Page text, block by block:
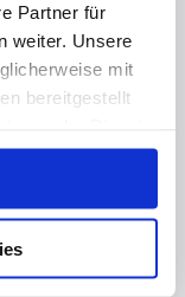
Partner für
weiter. Unsere
mit
bereitgestellt
zum